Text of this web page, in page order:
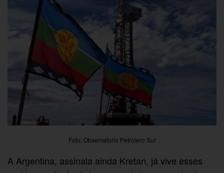
Foto: Observatorio Petrolero Sur
A Argentina, assinala ainda Kretan, já vive esses